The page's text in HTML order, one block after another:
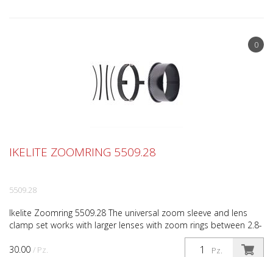
0
30.00 / Pz. Pz.
IKELITE ZOOMRING 5509.28
5509.28
Ikelite Zoomring 5509.28 The universal zoom sleeve and lens
clamp set works with larger lenses with zoom rings between 2.8-
inch (71mm) and 3.0-inch (76mm) in diameter. Th...